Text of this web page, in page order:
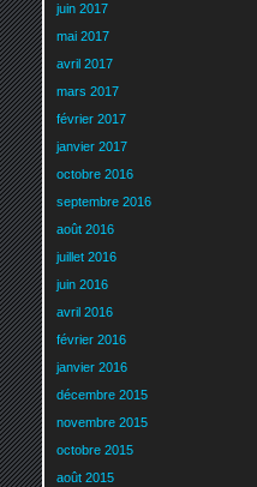
juin 2017
mai 2017
avril 2017
mars 2017
février 2017
janvier 2017
octobre 2016
septembre 2016
août 2016
juillet 2016
juin 2016
avril 2016
février 2016
janvier 2016
décembre 2015
novembre 2015
octobre 2015
août 2015